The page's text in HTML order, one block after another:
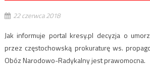
22 czerwca 2018
Jak informuje portal kresy.pl decyzja o
przez częstochowską prokuraturę ws.
Obóz Narodowo-Radykalny jest prawomocna.